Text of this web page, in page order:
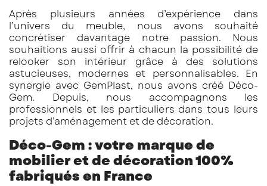
Après plusieurs années d’expérience dans
l’univers du meuble, nous avons souhaité
concrétiser davantage notre passion. Nous
souhaitions aussi offrir à chacun la possibilité de
relooker son intérieur grâce à des solutions
astucieuses, modernes et personnalisables. En
synergie avec GemPlast, nous avons créé Déco-
Gem. Depuis, nous accompagnons les
professionnels et les particuliers dans tous leurs
projets d’aménagement et de décoration.
Déco-Gem : votre marque de
mobilier et de décoration 100%
fabriqués en France